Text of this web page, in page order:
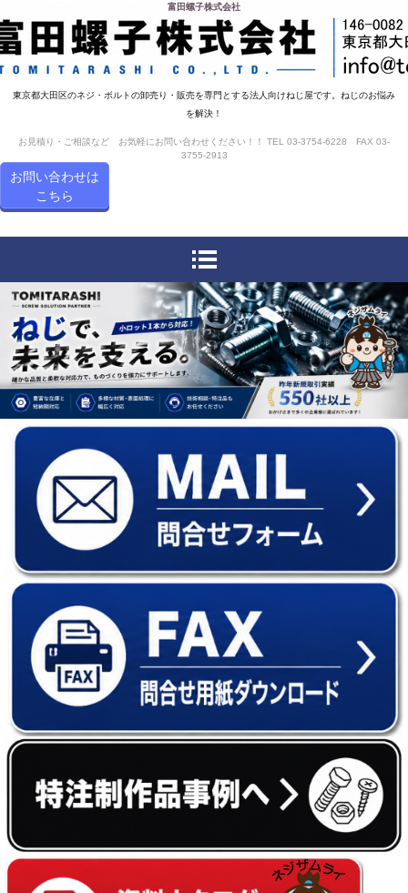
富田螺子株式会社
東京都大田区のネジ・ボルトの卸売り・販売を専門とする法人向けねじ屋です。ねじのお悩み
を解決！
お見積り・ご相談など お気軽にお問い合わせください！！ TEL 03-3754-6228 FAX 03-
3755-2913
お問い合わせは
こちら